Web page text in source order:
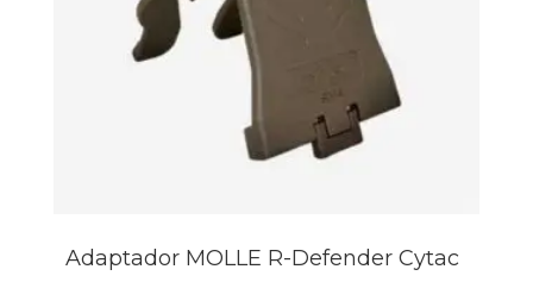
Adaptador MOLLE R-Defender Cytac